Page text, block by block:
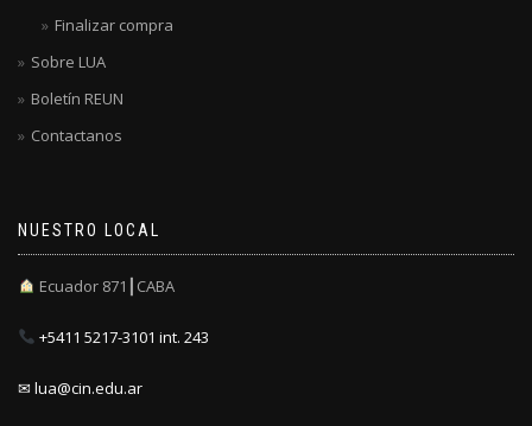
Finalizar compra
Sobre LUA
Boletín REUN
Contactanos
NUESTRO LOCAL
Ecuador 871┃CABA
+5411 5217-3101 int. 243
✉ lua@cin.edu.ar